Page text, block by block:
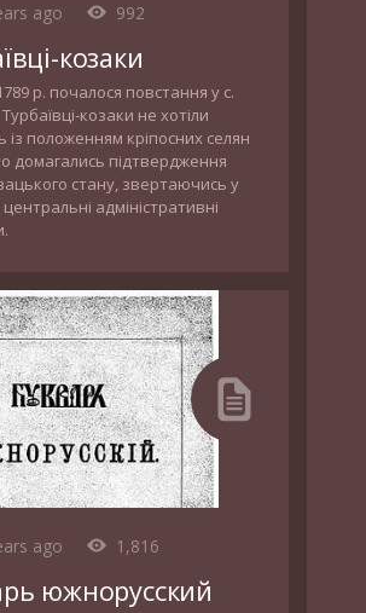
ago 992
козаки
р. почалося повстання у с.
козаки не хотіли
із положенням кріпосних селян
домагались підтвердження
стану, звертаючись у
центральні адміністративні
ago 1,816
южнорусский